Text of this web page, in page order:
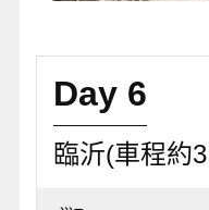
Day 6
臨沂(車程約